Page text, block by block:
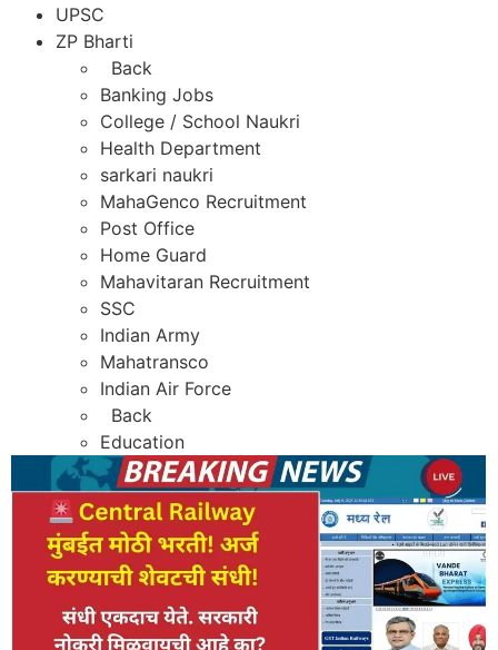
UPSC
ZP Bharti
Back
Banking Jobs
College / School Naukri
Health Department
sarkari naukri
MahaGenco Recruitment
Post Office
Home Guard
Mahavitaran Recruitment
SSC
Indian Army
Mahatransco
Indian Air Force
Back
Education